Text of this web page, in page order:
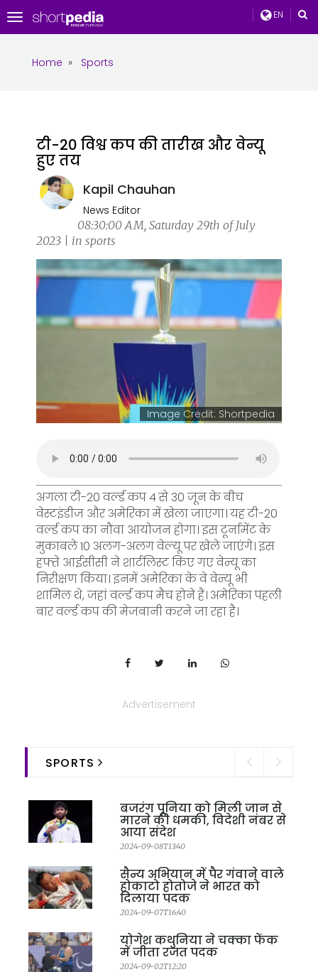
EN
Toggle
navigation
Home » Sports
टी-20 विश्व कप की तारीख और वेन्यू
हुए तय
Kapil Chauhan
News Editor
08:30:00 AM, Saturday 29th of July
2023 | in sports
Image Credit: Shortpedia
अगला टी-20 वर्ल्ड कप 4 से 30 जून के बीच
वेस्टइंडीज और अमेरिका में खेला जाएगा। यह टी-20
वर्ल्ड कप का नौंवा आयोजन होगा। इस टूर्नामेंट के
मुकाबले 10 अलग-अलग वेल्यू पर खेले जाएंगे। इस
हफ्ते आईसीसी ने शार्टलिस्ट किए गए वेन्यू का
निरीक्षण किया। इनमें अमेरिका के वे वेन्यू भी
शामिल थे, जहां वर्ल्ड कप मैच होने हैं। अमेरिका पहली
बार वर्ल्ड कप की मेजबानी करने जा रहा है।
Advertisement
SPORTS
बजरंग पूनिया को मिली जान से
मारने की धमकी, विदेशी नंबर से
आया संदेश
2024-09-08T13:40
सैन्य अभियान में पैर गंवाने वाले
होकाटो होतोजे ने भारत को
दिलाया पदक
2024-09-07T16:40
योगेश कथुनिया ने चक्का फेंक
में जीता रजत पदक
2024-09-02T12:20